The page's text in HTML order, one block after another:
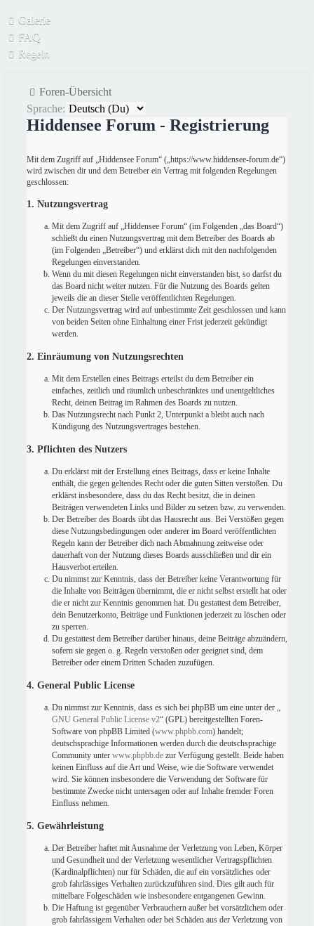
Galerie
FAQ
Regeln
Foren-Übersicht
Sprache:
Hiddensee Forum - Registrierung
Mit dem Zugriff auf „Hiddensee Forum“ („https://www.hiddensee-forum.de“)
wird zwischen dir und dem Betreiber ein Vertrag mit folgenden Regelungen
geschlossen:
1. Nutzungsvertrag
Mit dem Zugriff auf „Hiddensee Forum“ (im Folgenden „das Board“)
schließt du einen Nutzungsvertrag mit dem Betreiber des Boards ab
(im Folgenden „Betreiber“) und erklärst dich mit den nachfolgenden
Regelungen einverstanden.
Wenn du mit diesen Regelungen nicht einverstanden bist, so darfst du
das Board nicht weiter nutzen. Für die Nutzung des Boards gelten
jeweils die an dieser Stelle veröffentlichten Regelungen.
Der Nutzungsvertrag wird auf unbestimmte Zeit geschlossen und kann
von beiden Seiten ohne Einhaltung einer Frist jederzeit gekündigt
werden.
2. Einräumung von Nutzungsrechten
Mit dem Erstellen eines Beitrags erteilst du dem Betreiber ein
einfaches, zeitlich und räumlich unbeschränktes und unentgeltliches
Recht, deinen Beitrag im Rahmen des Boards zu nutzen.
Das Nutzungsrecht nach Punkt 2, Unterpunkt a bleibt auch nach
Kündigung des Nutzungsvertrages bestehen.
3. Pflichten des Nutzers
Du erklärst mit der Erstellung eines Beitrags, dass er keine Inhalte
enthält, die gegen geltendes Recht oder die guten Sitten verstoßen. Du
erklärst insbesondere, dass du das Recht besitzt, die in deinen
Beiträgen verwendeten Links und Bilder zu setzen bzw. zu verwenden.
Der Betreiber des Boards übt das Hausrecht aus. Bei Verstößen gegen
diese Nutzungsbedingungen oder anderer im Board veröffentlichten
Regeln kann der Betreiber dich nach Abmahnung zeitweise oder
dauerhaft von der Nutzung dieses Boards ausschließen und dir ein
Hausverbot erteilen.
Du nimmst zur Kenntnis, dass der Betreiber keine Verantwortung für
die Inhalte von Beiträgen übernimmt, die er nicht selbst erstellt hat oder
die er nicht zur Kenntnis genommen hat. Du gestattest dem Betreiber,
dein Benutzerkonto, Beiträge und Funktionen jederzeit zu löschen oder
zu sperren.
Du gestattest dem Betreiber darüber hinaus, deine Beiträge abzuändern,
sofern sie gegen o. g. Regeln verstoßen oder geeignet sind, dem
Betreiber oder einem Dritten Schaden zuzufügen.
4. General Public License
Du nimmst zur Kenntnis, dass es sich bei phpBB um eine unter der „
GNU General Public License v2“ (GPL) bereitgestellten Foren-
Software von phpBB Limited (www.phpbb.com) handelt;
deutschsprachige Informationen werden durch die deutschsprachige
Community unter www.phpbb.de zur Verfügung gestellt. Beide haben
keinen Einfluss auf die Art und Weise, wie die Software verwendet
wird. Sie können insbesondere die Verwendung der Software für
bestimmte Zwecke nicht untersagen oder auf Inhalte fremder Foren
Einfluss nehmen.
5. Gewährleistung
Der Betreiber haftet mit Ausnahme der Verletzung von Leben, Körper
und Gesundheit und der Verletzung wesentlicher Vertragspflichten
(Kardinalpflichten) nur für Schäden, die auf ein vorsätzliches oder
grob fahrlässiges Verhalten zurückzuführen sind. Dies gilt auch für
mittelbare Folgeschäden wie insbesondere entgangenen Gewinn.
Die Haftung ist gegenüber Verbrauchern außer bei vorsätzlichem oder
grob fahrlässigem Verhalten oder bei Schäden aus der Verletzung von